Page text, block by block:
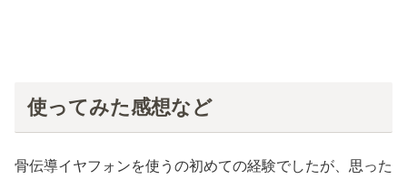
使ってみた感想など
骨伝導イヤフォンを使うの初めての経験でしたが、思った